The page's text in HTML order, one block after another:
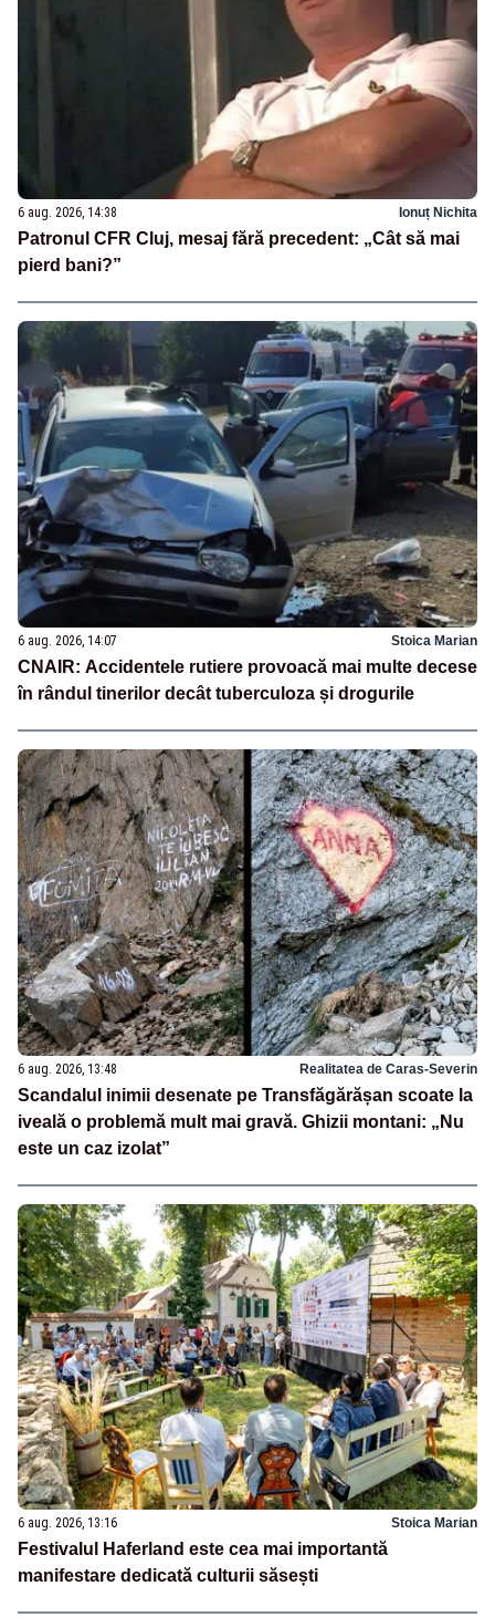
6 aug. 2026, 14:38 Ionuț Nichita
Patronul CFR Cluj, mesaj fără precedent: „Cât să mai
pierd bani?”
6 aug. 2026, 14:07 Stoica Marian
CNAIR: Accidentele rutiere provoacă mai multe decese
în rândul tinerilor decât tuberculoza și drogurile
6 aug. 2026, 13:48 Realitatea de Caras-Severin
Scandalul inimii desenate pe Transfăgărășan scoate la
iveală o problemă mult mai gravă. Ghizii montani: „Nu
este un caz izolat”
6 aug. 2026, 13:16 Stoica Marian
Festivalul Haferland este cea mai importantă
manifestare dedicată culturii săsești